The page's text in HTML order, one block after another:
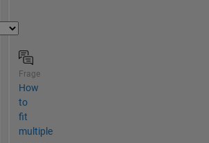
Frage
How
to
fit
multiple